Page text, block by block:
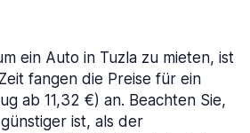
ein Auto in Tuzla zu mieten, ist
fangen die Preise für ein
ab 11,32 €) an. Beachten Sie,
ist, als der